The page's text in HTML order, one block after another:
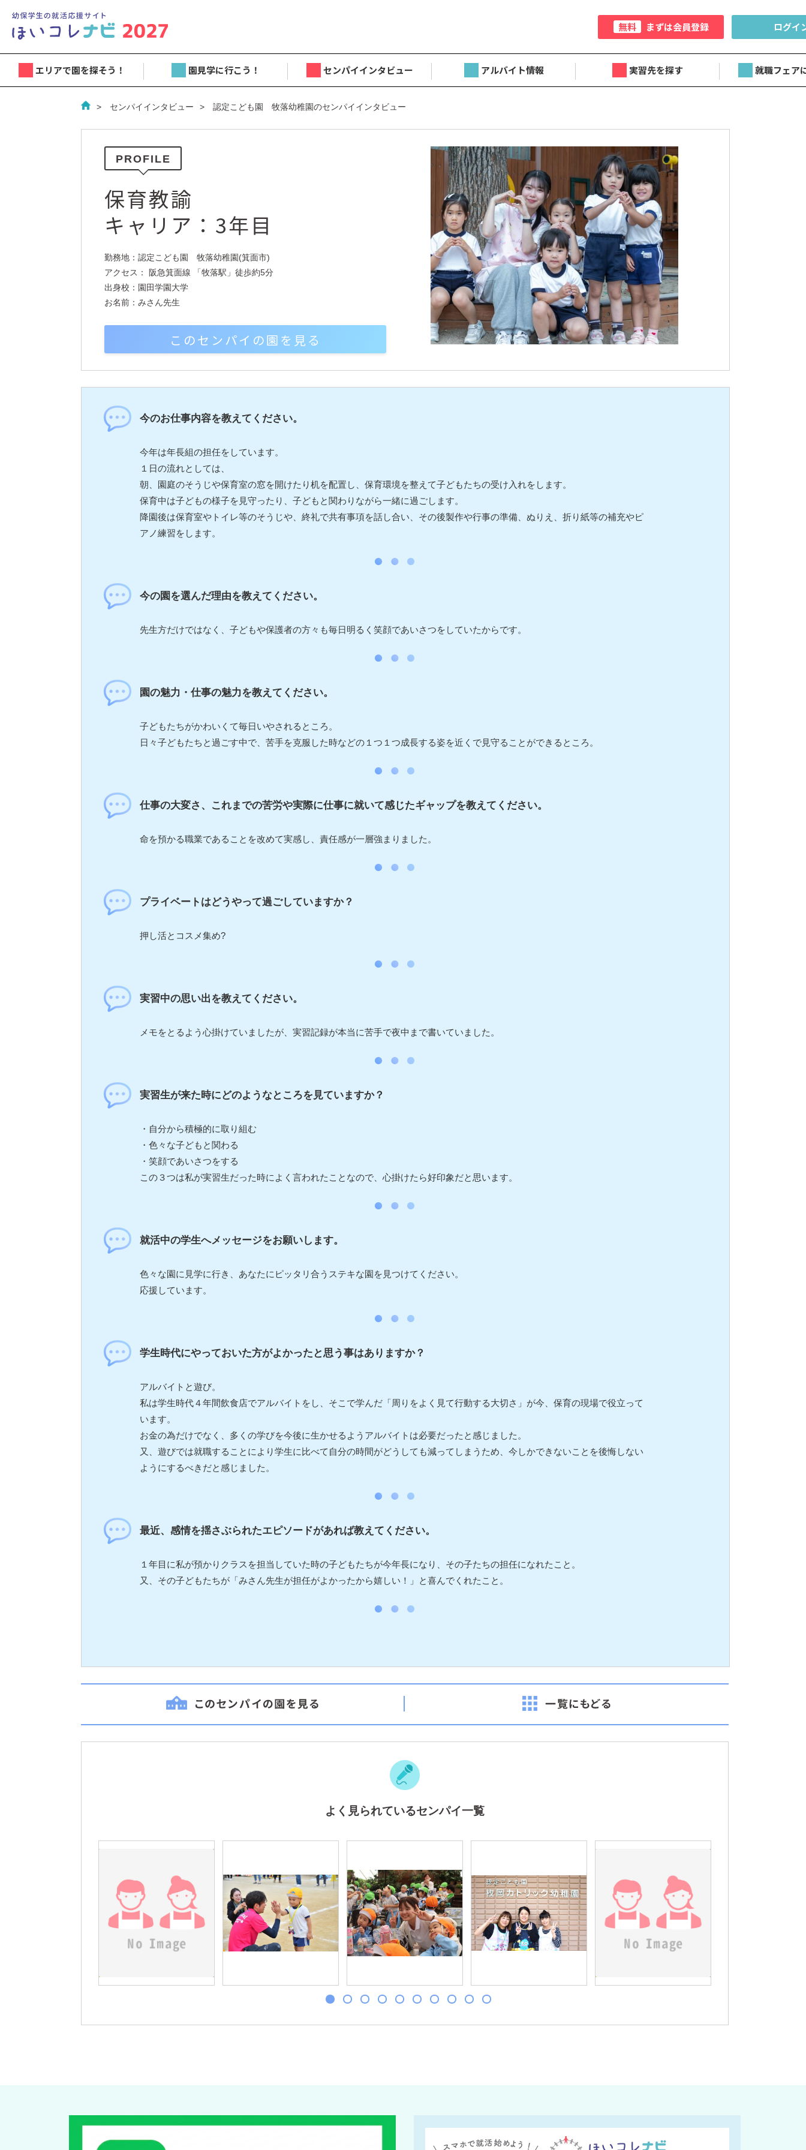
無料 まずは会員登録 ログイ
エリアで園を探そう！ 園見学に行こう！ センパイインタビュー アルバイト情報 実習先を探す 就職フェア
センパイインタビュー 認定こども園 牧落幼稚園のセンパイインタビュー
PROFILE
保育教諭
キャリア：3年目
勤務地：認定こども園 牧落幼稚園(箕面市)
アクセス： 阪急箕面線 「牧落駅」徒歩約5分
出身校：園田学園大学
お名前：みさん先生
このセンパイの園を見る
今のお仕事内容を教えてください。
今年は年長組の担任をしています。
１日の流れとしては、
朝、園庭のそうじや保育室の窓を開けたり机を配置し、保育環境を整えて子どもたちの受け入れをします。
保育中は子どもの様子を見守ったり、子どもと関わりながら一緒に過ごします。
降園後は保育室やトイレ等のそうじや、終礼で共有事項を話し合い、その後製作や行事の準備、ぬりえ、折り紙等の補充やピ
アノ練習をします。
今の園を選んだ理由を教えてください。
先生方だけではなく、子どもや保護者の方々も毎日明るく笑顔であいさつをしていたからです。
園の魅力・仕事の魅力を教えてください。
子どもたちがかわいくて毎日いやされるところ。
日々子どもたちと過ごす中で、苦手を克服した時などの１つ１つ成長する姿を近くで見守ることができるところ。
仕事の大変さ、これまでの苦労や実際に仕事に就いて感じたギャップを教えてください。
命を預かる職業であることを改めて実感し、責任感が一層強まりました。
プライベートはどうやって過ごしていますか？
押し活とコスメ集め?
実習中の思い出を教えてください。
メモをとるよう心掛けていましたが、実習記録が本当に苦手で夜中まで書いていました。
実習生が来た時にどのようなところを見ていますか？
・自分から積極的に取り組む
・色々な子どもと関わる
・笑顔であいさつをする
この３つは私が実習生だった時によく言われたことなので、心掛けたら好印象だと思います。
就活中の学生へメッセージをお願いします。
色々な園に見学に行き、あなたにピッタリ合うステキな園を見つけてください。
応援しています。
学生時代にやっておいた方がよかったと思う事はありますか？
アルバイトと遊び。
私は学生時代４年間飲食店でアルバイトをし、そこで学んだ「周りをよく見て行動する大切さ」が今、保育の現場で役立って
います。
お金の為だけでなく、多くの学びを今後に生かせるようアルバイトは必要だったと感じました。
又、遊びでは就職することにより学生に比べて自分の時間がどうしても減ってしまうため、今しかできないことを後悔しない
ようにするべきだと感じました。
最近、感情を揺さぶられたエピソードがあれば教えてください。
１年目に私が預かりクラスを担当していた時の子どもたちが今年長になり、その子たちの担任になれたこと。
又、その子どもたちが「みさん先生が担任がよかったから嬉しい！」と喜んでくれたこと。
よく見られているセンパイ一覧